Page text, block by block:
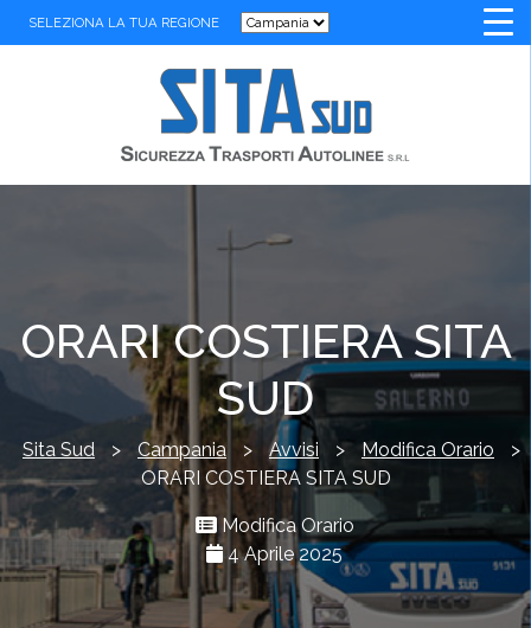
SELEZIONA LA TUA REGIONE
ORARI COSTIERA SITA
SUD
Sita Sud > Campania > Avvisi > Modifica Orario
>
ORARI COSTIERA SITA SUD
Modifica Orario
4 Aprile 2025